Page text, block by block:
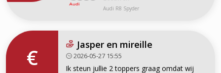
Audi R8 Spyder
€
Jasper en mireille
2026-05-27 15:55
Ik steun jullie 2 toppers graag omdat wij